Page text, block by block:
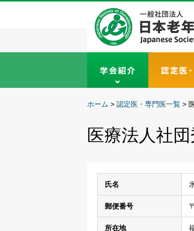
ホーム > 認定医・専門医一覧 >
医療法人社
氏名
郵便番号
所在地